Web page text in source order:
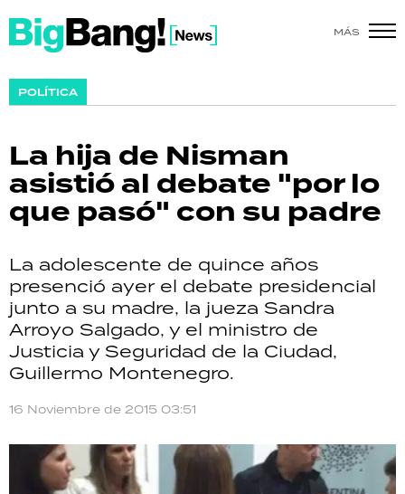
MÁS
POLÍTICA
La hija de Nisman
asistió al debate "por lo
que pasó" con su padre
La adolescente de quince años
presenció ayer el debate presidencial
junto a su madre, la jueza Sandra
Arroyo Salgado, y el ministro de
Justicia y Seguridad de la Ciudad,
Guillermo Montenegro.
16 Noviembre de 2015 03:51
SHOW
ACTUALIDAD
POLICIALES
ECONOMÍA
GRAN HERMANO
SALUD
DEPORTES